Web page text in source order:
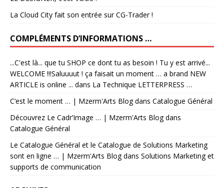
La Cloud City fait son entrée sur CG-Trader !
COMPLÉMENTS D’INFORMATIONS …
...C'est là... que tu SHOP ce dont tu as besoin ! Tu y est arrivé...
WELCOME !!!Saluuuut ! ça faisait un moment … a brand NEW
ARTICLE is online ... dans La Technique LETTERPRESS …
C’est le moment … | Mzerm'Arts Blogdans Catalogue Général
Découvrez Le Cadr’Image … | Mzerm'Arts Blogdans
Catalogue Général
Le Catalogue Général et le Catalogue de Solutions Marketing
sont en ligne … | Mzerm'Arts Blogdans Solutions Marketing et
supports de communication